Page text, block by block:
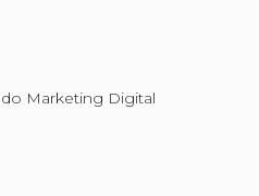
Marketing Digital